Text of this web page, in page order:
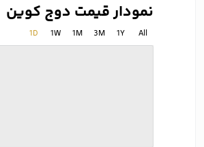
نمودار قیمت دوج کوین
All
1Y
3M
1M
1W
1D